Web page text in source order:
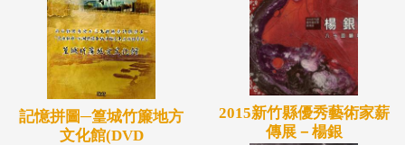
記憶拼圖─篁城竹簾地方
文化館(DVD
2015新竹縣優秀藝術家薪
傳展－楊銀